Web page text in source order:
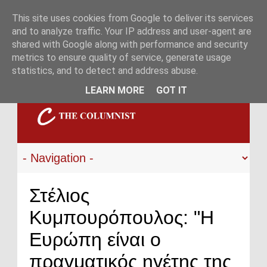
Στέλιος
Κυμπουρόπουλος: "Η
Ευρώπη είναι ο
πραγματικός ηγέτης της
This site uses cookies from Google to deliver its services
and to analyze traffic. Your IP address and user-agent are
shared with Google along with performance and security
metrics to ensure quality of service, generate usage
statistics, and to detect and address abuse.
LEARN MORE
GOT IT